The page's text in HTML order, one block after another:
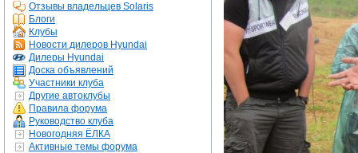
Отзывы владельцев Solaris
Блоги
Клубы
Новости дилеров Hyundai
Дилеры Hyundai
Доска объявлений
Участники клуба
Другие автоклубы
Правила форума
Руководство клуба
Новогодняя ЁЛКА
Активные темы форума